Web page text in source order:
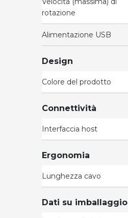
rotazione
Alimentazione USB
Design
Colore del prodotto
Connettività
Interfaccia host
Ergonomia
Lunghezza cavo
Dati su imballaggio